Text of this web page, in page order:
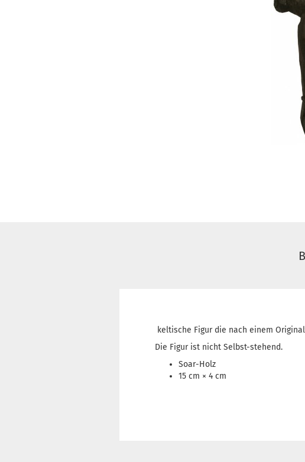
keltische Figur die nach einem
Die Figur ist nicht Selbst-stehend.
Soar-Holz
15 cm × 4 cm